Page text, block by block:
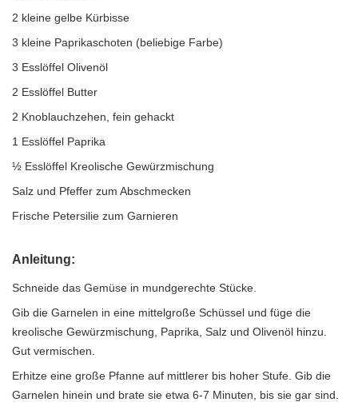
2 kleine gelbe Kürbisse
3 kleine Paprikaschoten (beliebige Farbe)
3 Esslöffel Olivenöl
2 Esslöffel Butter
2 Knoblauchzehen, fein gehackt
1 Esslöffel Paprika
½ Esslöffel Kreolische Gewürzmischung
Salz und Pfeffer zum Abschmecken
Frische Petersilie zum Garnieren
Anleitung:
Schneide das Gemüse in mundgerechte Stücke.
Gib die Garnelen in eine mittelgroße Schüssel und füge die
kreolische Gewürzmischung, Paprika, Salz und Olivenöl hinzu.
Gut vermischen.
Erhitze eine große Pfanne auf mittlerer bis hoher Stufe. Gib die
Garnelen hinein und brate sie etwa 6-7 Minuten, bis sie gar sind.